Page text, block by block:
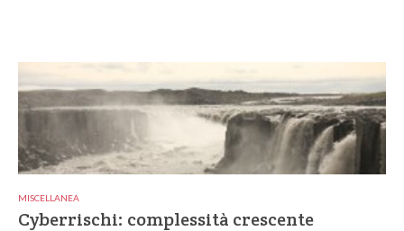
MISCELLANEA
Cyberrischi: complessità crescente